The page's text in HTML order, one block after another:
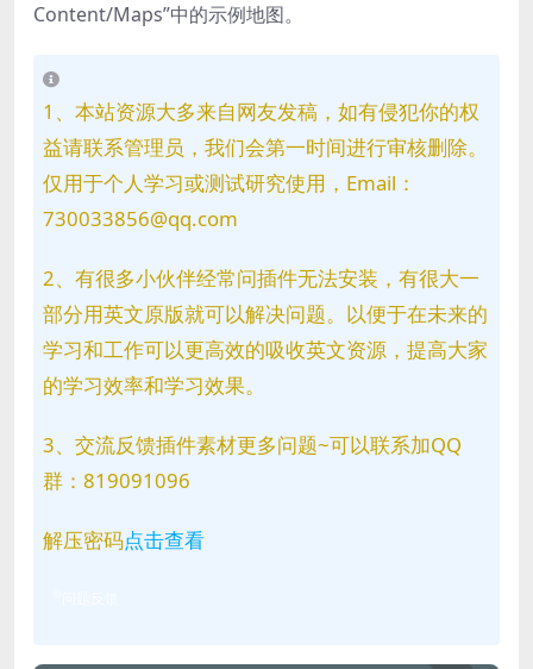
Content/Maps”中的示例地图。
1、本站资源大多来自网友发稿，如有侵犯你的权
益请联系管理员，我们会第一时间进行审核删除。
仅用于个人学习或测试研究使用，Email：
730033856@qq.com
2、有很多小伙伴经常问插件无法安装，有很大一
部分用英文原版就可以解决问题。以便于在未来的
学习和工作可以更高效的吸收英文资源，提高大家
的学习效率和学习效果。
3、交流反馈插件素材更多问题~可以联系加QQ
群：819091096
解压密码点击查看